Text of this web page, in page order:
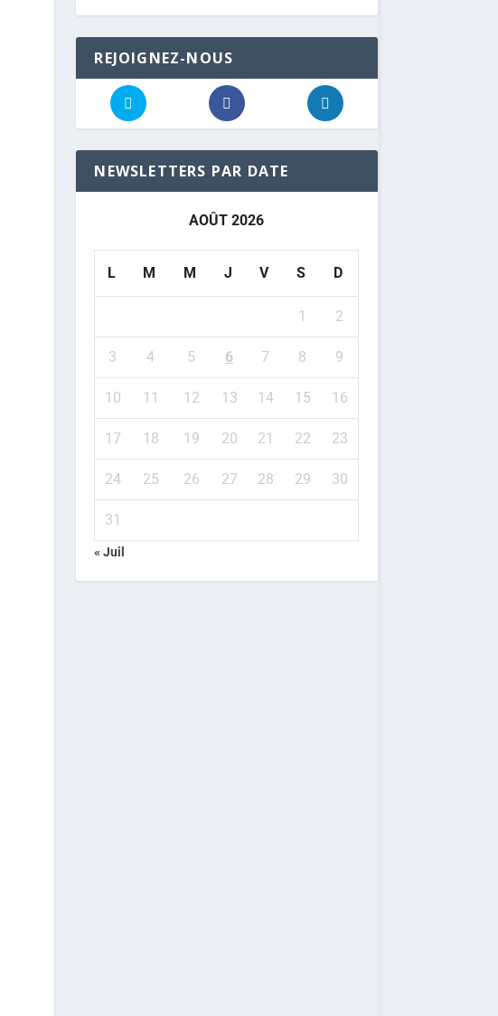
REJOIGNEZ-NOUS
NEWSLETTERS PAR DATE
AOÛT 2026
L M M J V S D
1 2
3 4 5 6 7 8 9
10 11 12 13 14 15 16
17 18 19 20 21 22 23
24 25 26 27 28 29 30
31
« Juil